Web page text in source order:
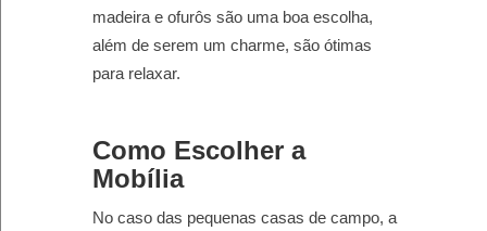
madeira e ofurôs são uma boa escolha,
além de serem um charme, são ótimas
para relaxar.
Como Escolher a
Mobília
No caso das pequenas casas de campo, a